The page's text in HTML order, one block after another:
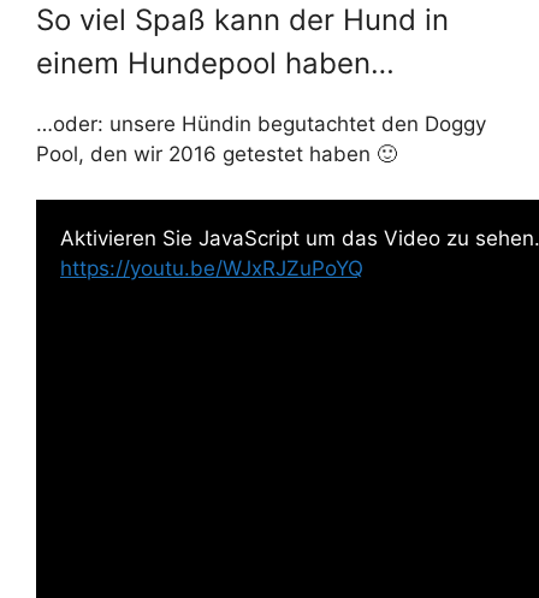
So viel Spaß kann der Hund in
einem Hundepool haben…
…oder: unsere Hündin begutachtet den Doggy
Pool, den wir 2016 getestet haben 🙂
Aktivieren Sie JavaScript um das Video zu sehen.
https://youtu.be/WJxRJZuPoYQ